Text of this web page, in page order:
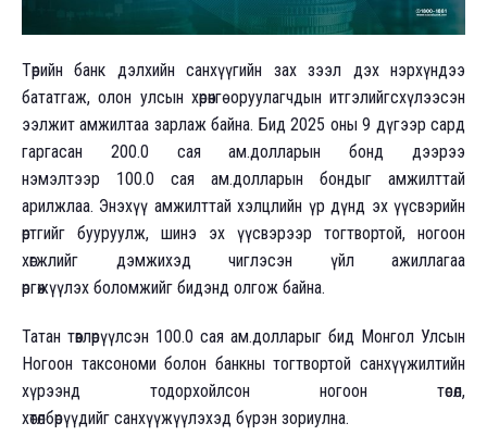
Төрийн банк дэлхийн санхүүгийн зах зээл дэх нэрхүндээ
бататгаж, олон улсын хөрөнгө оруулагчдын итгэлийгсхүлээсэн
ээлжит амжилтаа зарлаж байна. Бид 2025 оны 9 дүгээр сард
гаргасан 200.0 сая ам.долларын бонд дээрээ
нэмэлтээр 100.0 сая ам.долларын бондыг амжилттай
арилжлаа. Энэхүү амжилттай хэлцлийн үр дүнд эх үүсвэрийн
өртгийг бууруулж, шинэ эх үүсвэрээр тогтвортой, ногоон
хөгжлийг дэмжихэд чиглэсэн үйл ажиллагаа
өргөжүүлэх боломжийг бидэнд олгож байна.
Татан төвлөрүүлсэн 100.0 сая ам.долларыг бид Монгол Улсын
Ногоон таксономи болон банкны тогтвортой санхүүжилтийн
хүрээнд тодорхойлсон ногоон төсөл,
хөтөлбөрүүдийг санхүүжүүлэхэд бүрэн зориулна.